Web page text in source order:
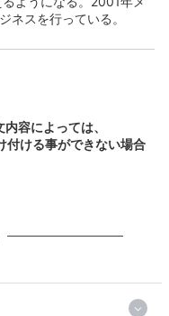
ネスを行っている。
容によっては、
付ける事ができない場合